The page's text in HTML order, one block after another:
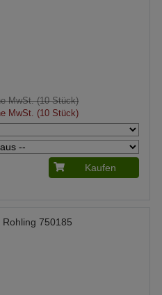
MwSt. (10 Stück)
MwSt. (10 Stück)
Kaufen
750185